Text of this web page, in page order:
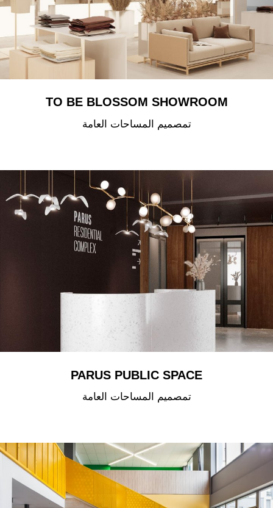
TO BE BLOSSOM SHOWROOM
تمصميم المساحات العامة
PARUS PUBLIC SPACE
تمصميم المساحات العامة